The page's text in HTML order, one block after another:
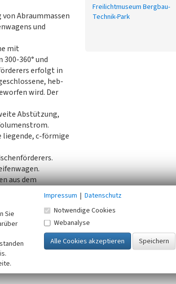
Abraummassen
und
mit
360° und
erfolgt in
heb-
wird. Der
Abstützung,
liegende, c-förmige
aus dem
bei den
1996 und
Damm
beider Gewässer
Bedeutung zu.
mit
Freilichtmuseum Bergbau-
Technik-Park
Sie
Impressum | Datenschutz
Notwendige Cookies
Webanalyse